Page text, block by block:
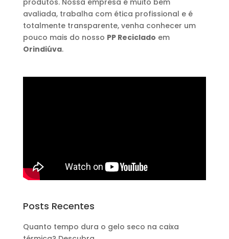
produtos. Nossa empresa é muito bem
avaliada, trabalha com ética profissional e é
totalmente transparente, venha conhecer um
pouco mais do nosso PP Reciclado em
Orindiúva.
Posts Recentes
Quanto tempo dura o gelo seco na caixa